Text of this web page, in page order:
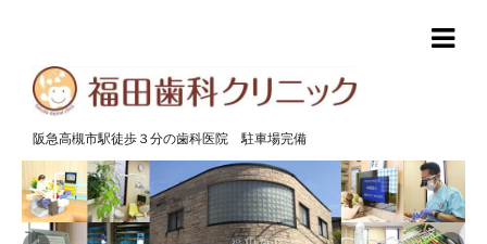
阪急高槻市駅徒歩３分の歯科医院 駐車場完備